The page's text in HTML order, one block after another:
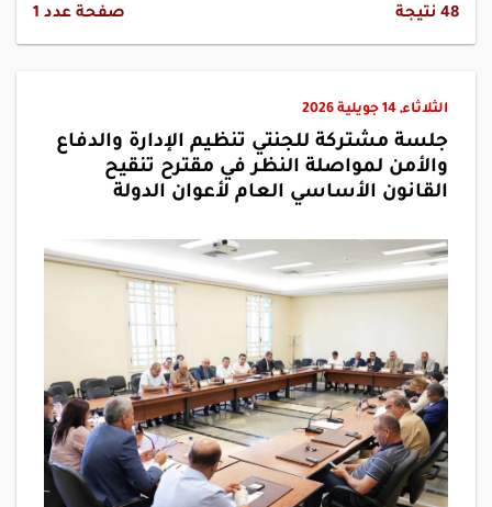
48 نتيجة صفحة عدد 1
الثلاثاء, 14 جويلية 2026
جلسة مشتركة للجنتي تنظيم الإدارة والدفاع
والأمن لمواصلة النظر في مقترح تنقيح
القانون الأساسي العام لأعوان الدولة